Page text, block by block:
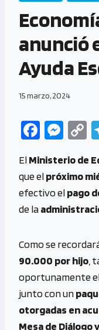
anunció
Ayuda
15 marzo, 2024
Fa
b
o
o
M
se
n
g
C
Li
n
ElMinisterio de
que elpróximo
efectivo elpago
de la
Como se
90.000 por hijo ,
oportunamente
junto con un
otorgadas en
Mesa de Diálogo